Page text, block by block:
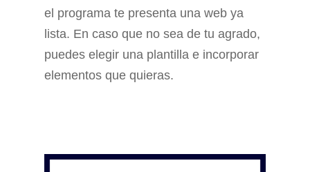
el programa te presenta una web ya
lista. En caso que no sea de tu agrado,
puedes elegir una plantilla e incorporar
elementos que quieras.